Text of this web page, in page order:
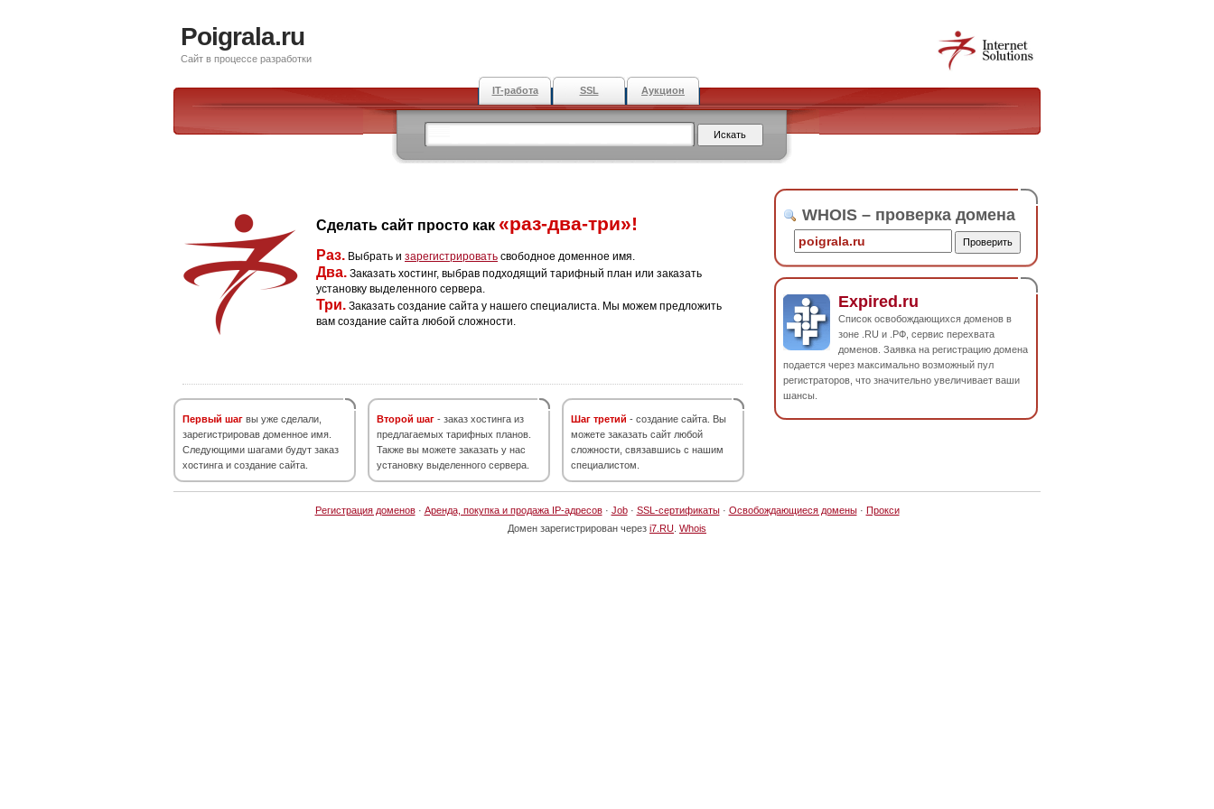
Poigrala.ru
Сайт в процессе разработки
IT-работа SSL Аукцион
Сделать сайт просто как «раз-два-три»!
Раз. Выбрать и зарегистрировать свободное доменное имя.
Два. Заказать хостинг, выбрав подходящий тарифный план или заказать
установку выделенного сервера.
Три. Заказать создание сайта у нашего специалиста. Мы можем предложить
вам создание сайта любой сложности.
Первый шаг вы уже сделали,
зарегистрировав доменное имя.
Следующими шагами будут заказ
хостинга и создание сайта.
Второй шаг - заказ хостинга из
предлагаемых тарифных планов.
Также вы можете заказать у нас
установку выделенного сервера.
Шаг третий - создание сайта. Вы
можете заказать сайт любой
сложности, связавшись с нашим
специалистом.
WHOIS – проверка домена
Expired.ru
Список освобождающихся доменов в
зоне .RU и .РФ, сервис перехвата
доменов. Заявка на регистрацию домена
подается через максимально возможный пул
регистраторов, что значительно увеличивает ваши
шансы.
Регистрация доменов· Аренда, покупка и продажа IP-адресов· Job· SSL-сертификаты· Освобождающиеся домены· Прокси
Домен зарегистрирован через i7.RU Whois